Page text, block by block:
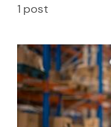
1 post